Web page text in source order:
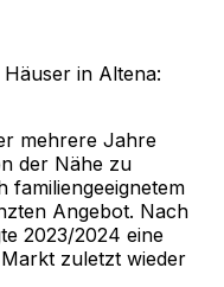
in Altena:
mehrere Jahre
der Nähe zu
Angebot. Nach
2023/2024 eine
zuletzt wieder